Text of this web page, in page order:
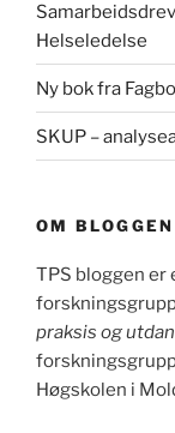
Helseledelse
Ny bok fra
SKUP –
OM BLOGGEN
TPS bloggen
praksis og
Høgskolen i